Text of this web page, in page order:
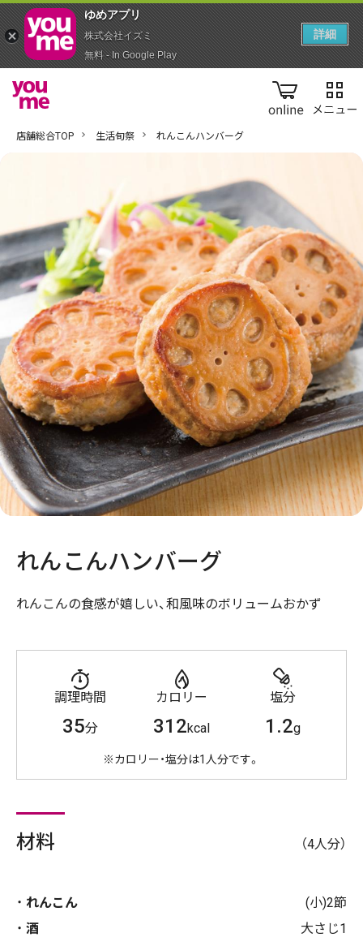
online
店舗総合TOP 生活旬祭 れんこんハンバーグ
れんこんハンバーグ
れんこんの食感が嬉しい、和風味のボリュームおかず
調理時間
35分
カロリー
312kcal
塩分
1.2g
※カロリー・塩分は1人分です。
材料 （4人分）
れんこん
(小)2節
酒
大さじ1
ゆめアプ‪リ‬
株式会社イズミ
無料 - In Google Play
詳細